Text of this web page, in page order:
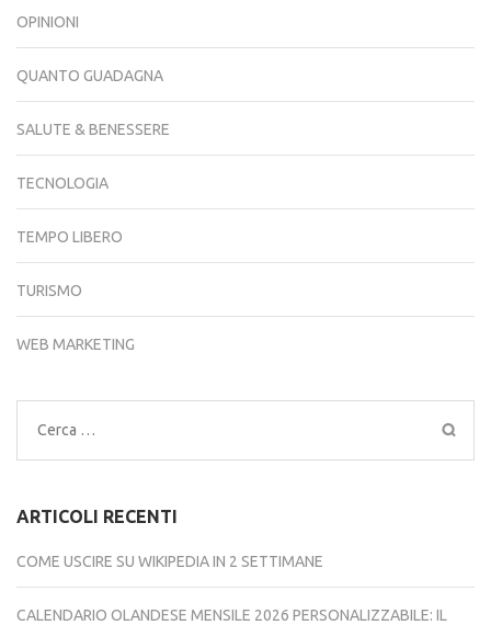
OPINIONI
QUANTO GUADAGNA
SALUTE & BENESSERE
TECNOLOGIA
TEMPO LIBERO
TURISMO
WEB MARKETING
Ricerca
per:
ARTICOLI RECENTI
COME USCIRE SU WIKIPEDIA IN 2 SETTIMANE
CALENDARIO OLANDESE MENSILE 2026 PERSONALIZZABILE: IL